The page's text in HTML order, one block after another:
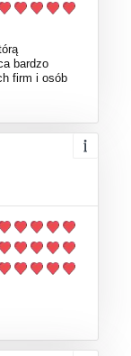
bardzo
firm i osób